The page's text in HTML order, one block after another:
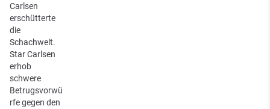
Carlsen
erschütterte
die
Schachwelt.
Star Carlsen
erhob
schwere
Betrugsvorwü
rfe gegen den